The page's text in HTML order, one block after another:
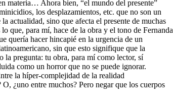
materia… Ahora bien, “el mundo del presente”
los desplazamientos, etc. que no son un
la actualidad, sino que afecta el presente de muchas
que, para mí, hace de la obra y el tono de Fernanda
quería hacer hincapié en la urgencia de un
sin que esto signifique que la
la pregunta: tu obra, para mí como lector, sí
como un horror que no se puede ignorar.
la híper-complejidad de la realidad
¿uno entre muchos? Pero negar que los cuerpos